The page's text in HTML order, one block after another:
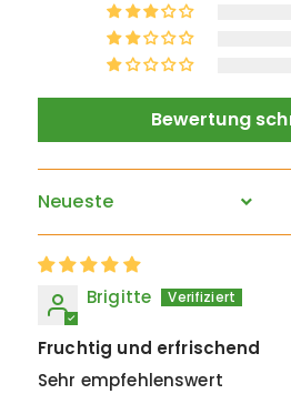
Bewertung
Sort by
Brigitte
Fruchtig und erfrischend
Sehr empfehlenswert